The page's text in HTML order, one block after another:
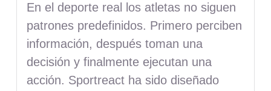
En el deporte real los atletas no siguen
patrones predefinidos. Primero perciben
información, después toman una
decisión y finalmente ejecutan una
acción. Sportreact ha sido diseñado